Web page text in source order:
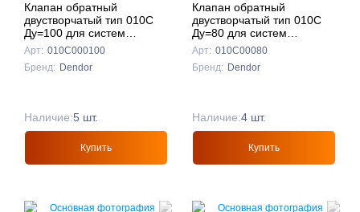
Клапан обратный
двустворчатый тип 010C
Ду=100 для систем
пожаротушения
(межфланцевый, чугун)
Арт: 010С000100
Бренд: Dendor
Наличие:5 шт.
Купить
Клапан обратный
двустворчатый тип 010C
Ду=80 для систем
пожаротушения
(межфланцевый, чугун)
Арт: 010С00080
Бренд: Dendor
Наличие:4 шт.
Купить